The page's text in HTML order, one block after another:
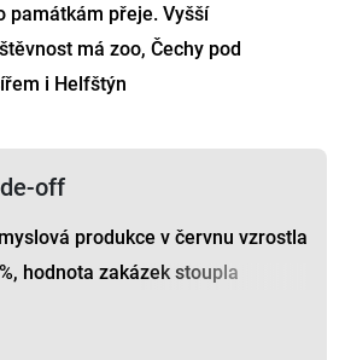
památkám přeje. Vyšší
má zoo, Čechy pod
i Helfštýn
off
produkce v červnu vzrostla
hodnota zakázek stoupla